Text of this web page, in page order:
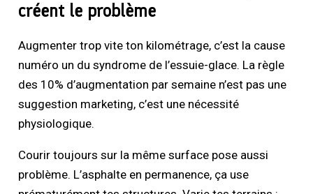
créent le problème
Augmenter trop vite ton kilométrage, c’est la cause
numéro un du syndrome de l’essuie-glace. La règle
des 10% d’augmentation par semaine n’est pas une
suggestion marketing, c’est une nécessité
physiologique.
Courir toujours sur la même surface pose aussi
problème. L’asphalte en permanence, ça use